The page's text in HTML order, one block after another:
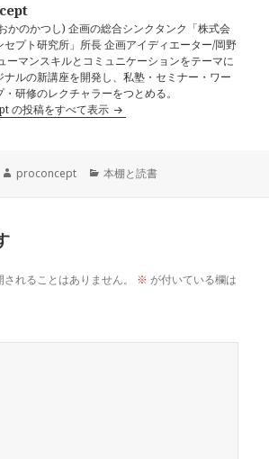
かのかつし) 企画の総合シンクタンク「株式会
セプト研究所」所長 企画アイディエーター/岡野
ーマンスキルとコミュニケーションをテーマに
ナルの新講座を開発し、私塾・セミナー・ワー
・研修のレクチャラーをつとめる。
の投稿をすべて表示
作
proconcept
カ
本棚と読書
れることはありません。 ※ が付いている欄は